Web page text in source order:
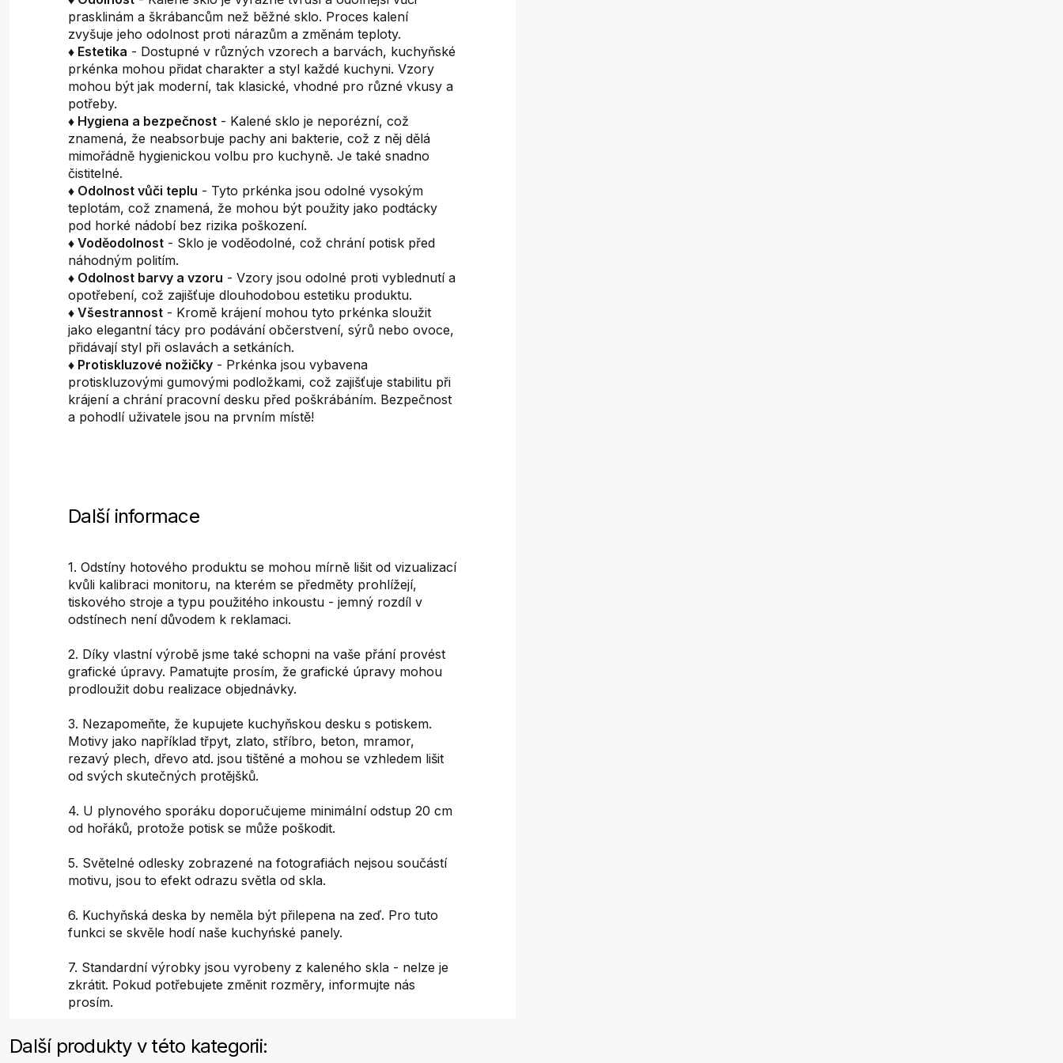
prasklinám a škrábancům než běžné sklo. Proces kalení
zvyšuje jeho odolnost proti nárazům a změnám teploty.
♦ Estetika - Dostupné v různých vzorech a barvách, kuchyňské
prkénka mohou přidat charakter a styl každé kuchyni. Vzory
mohou být jak moderní, tak klasické, vhodné pro různé vkusy a
potřeby.
♦ Hygiena a bezpečnost - Kalené sklo je neporézní, což
znamená, že neabsorbuje pachy ani bakterie, což z něj dělá
mimořádně hygienickou volbu pro kuchyně. Je také snadno
čistitelné.
♦ Odolnost vůči teplu - Tyto prkénka jsou odolné vysokým
teplotám, což znamená, že mohou být použity jako podtácky
pod horké nádobí bez rizika poškození.
♦ Voděodolnost - Sklo je voděodolné, což chrání potisk před
náhodným politím.
♦ Odolnost barvy a vzoru - Vzory jsou odolné proti vyblednutí a
opotřebení, což zajišťuje dlouhodobou estetiku produktu.
♦ Všestrannost - Kromě krájení mohou tyto prkénka sloužit
jako elegantní tácy pro podávání občerstvení, sýrů nebo ovoce,
přidávají styl při oslavách a setkáních.
♦ Protiskluzové nožičky - Prkénka jsou vybavena
protiskluzovými gumovými podložkami, což zajišťuje stabilitu při
krájení a chrání pracovní desku před poškrábáním. Bezpečnost
a pohodlí uživatele jsou na prvním místě!
Další informace
1. Odstíny hotového produktu se mohou mírně lišit od vizualizací
kvůli kalibraci monitoru, na kterém se předměty prohlížejí,
tiskového stroje a typu použitého inkoustu - jemný rozdíl v
odstínech není důvodem k reklamaci.
2. Díky vlastní výrobě jsme také schopni na vaše přání provést
grafické úpravy. Pamatujte prosím, že grafické úpravy mohou
prodloužit dobu realizace objednávky.
3. Nezapomeňte, že kupujete kuchyňskou desku s potiskem.
Motivy jako například třpyt, zlato, stříbro, beton, mramor,
rezavý plech, dřevo atd. jsou tištěné a mohou se vzhledem lišit
od svých skutečných protějšků.
4. U plynového sporáku doporučujeme minimální odstup 20 cm
od hořáků, protože potisk se může poškodit.
5. Světelné odlesky zobrazené na fotografiách nejsou součástí
motivu, jsou to efekt odrazu světla od skla.
6. Kuchyňská deska by neměla být přilepena na zeď. Pro tuto
funkci se skvěle hodí naše kuchyńské panely.
7. Standardní výrobky jsou vyrobeny z kaleného skla - nelze je
zkrátit. Pokud potřebujete změnit rozměry, informujte nás
prosím.
Další produkty v této kategorii: